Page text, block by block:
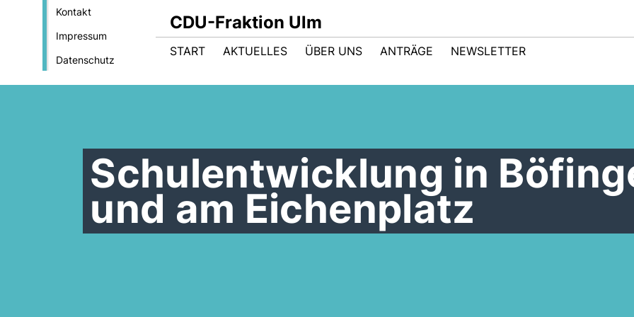
Kontakt
Impressum
Datenschutz
CDU-Fraktion Ulm
START AKTUELLES ÜBER UNS ANTRÄGE NEWSLETTER
Schulentwicklung in
und am Eichenplatz